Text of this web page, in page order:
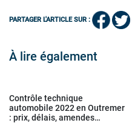
PARTAGER L'ARTICLE SUR :
À lire également
Contrôle technique
automobile 2022 en Outremer
: prix, délais, amendes…